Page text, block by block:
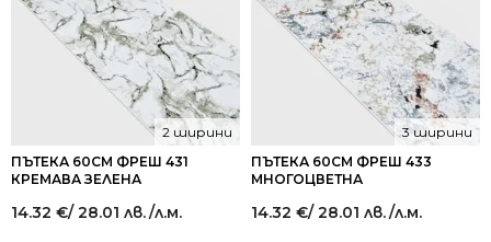
ПЪТЕКА 60СМ ФРЕШ 431
КРЕМАВА ЗЕЛЕНА
2 ширини
14.32 €/ 28.01 лв./л.м.
ПЪТЕКА 60СМ ФРЕШ 433
МНОГОЦВЕТНА
3 ширини
14.32 €/ 28.01 лв./л.м.